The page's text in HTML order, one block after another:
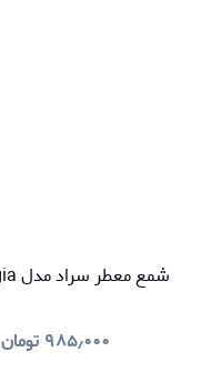
شمع معطر سراد مدل Nostalgia
۹۸۵٫۰۰۰ تومان